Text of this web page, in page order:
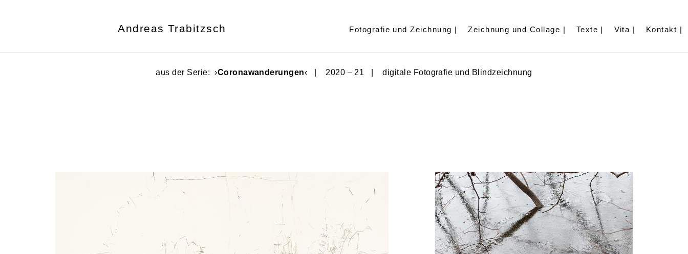
Andreas Trabitzsch Fotografie und Zeichnung | Zeichnung und Collage | Texte | Vita | Kontakt |
aus der Serie: ›Coronawanderungen‹ | 2020 – 21 | digitale Fotografie und Blindzeichnung